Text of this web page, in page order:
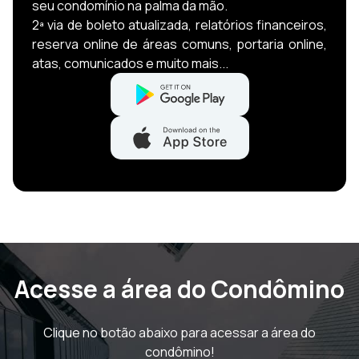
seu condomínio na palma da mão.
2ª via de boleto atualizada, relatórios financeiros,
reserva online de áreas comuns, portaria online,
atas, comunicados e muito mais...
Acesse a área do Condômino
Clique no botão abaixo para acessar a área do
condômino!